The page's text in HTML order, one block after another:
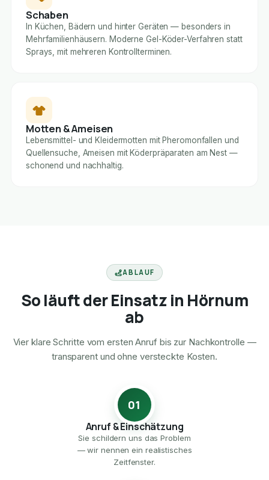
Schaben
In Küchen, Bädern und hinter Geräten — besonders in
Mehrfamilienhäusern. Moderne Gel-Köder-Verfahren statt
Sprays, mit mehreren Kontrollterminen.
Motten & Ameisen
Lebensmittel- und Kleidermotten mit Pheromonfallen und
Quellensuche, Ameisen mit Köderpräparaten am Nest —
schonend und nachhaltig.
ABLAUF
So läuft der Einsatz in Hörnum
ab
Vier klare Schritte vom ersten Anruf bis zur Nachkontrolle —
transparent und ohne versteckte Kosten.
01
Anruf & Einschätzung
Sie schildern uns das Problem
— wir nennen ein realistisches
Zeitfenster.